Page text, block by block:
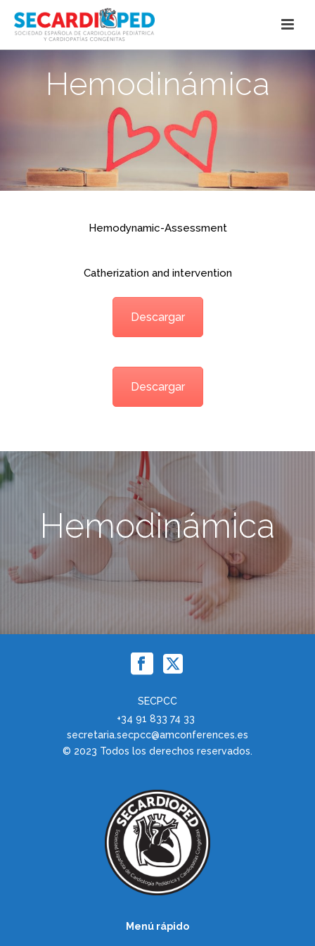
Hemodinámica
Hemodynamic-Assessment
Catherization and intervention
Descargar
Descargar
Hemodinámica
SECPCC
+34 91 833 74 33
secretaria.secpcc@amconferences.es
© 2023 Todos los derechos reservados.
Menú rápido